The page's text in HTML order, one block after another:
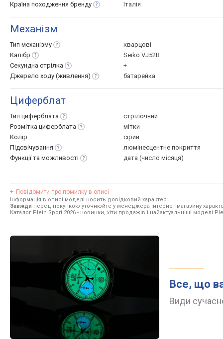
Країна походження бренду Італія
Механізм
Тип механізму
кварцові
Калібр
Seiko VJ52B
Секундна стрілка
+
Джерело ходу (живлення) батарейка
Циферблат
Тип циферблата
стрілочний
Розмітка циферблата
мітки
Колір
сірий
Підсвічування
люмінесцентне покриття
Функції та можливості дата (число місяця)
Повідомити про помилку в описі
Інформація в описі моделі носить довідковий характер.
Завжди перед покупкою уточнюйте у менеджера інтернет-магазину
Каталог Plein Sport 2026 - новинки, хіти продажів і найактуальніші моделі
Все, що
Види